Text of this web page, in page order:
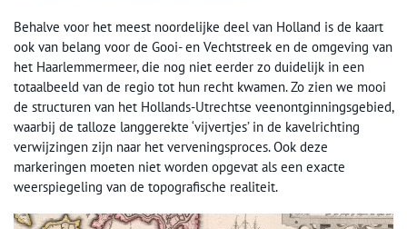
Behalve voor het meest noordelijke deel van Holland is de kaart
ook van belang voor de Gooi- en Vechtstreek en de omgeving van
het Haarlemmermeer, die nog niet eerder zo duidelijk in een
totaalbeeld van de regio tot hun recht kwamen. Zo zien we mooi
de structuren van het Hollands-Utrechtse veenontginningsgebied,
waarbij de talloze langgerekte ‘vijvertjes’ in de kavelrichting
verwijzingen zijn naar het verveningsproces. Ook deze
markeringen moeten niet worden opgevat als een exacte
weerspiegeling van de topografische realiteit.